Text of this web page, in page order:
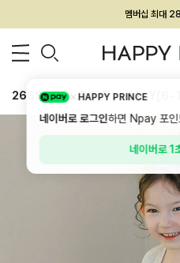
멤버십 최대
26SS 신상 BEST
HAPPY PRINCE
네이버로 로그인하면 Npay 포
네이버로 1